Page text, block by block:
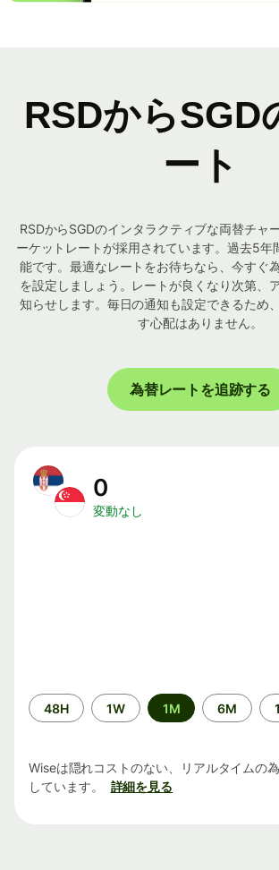
RSDからSGD
ート
RSDからSGDのインタラクティブな両替チャ
ーケットレートが採用されています。過去5年
能です。最適なレートをお待ちなら、今すぐ
を設定しましょう。レートが良くなり次第、
知らせします。毎日の通知も設定できるため
す心配はありません。
為替レートを追跡する
0
変動なし
期
間
48H 1W 1M 6M
Wiseは隠れコストのない、リアルタイムの
しています。
詳細を見る